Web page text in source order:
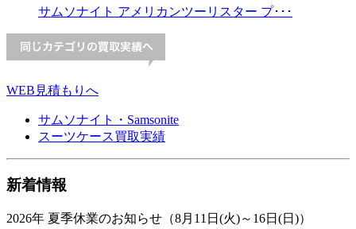
サムソナイト アメリカンツーリスター プ･･･
WEB見積もりへ
サムソナイト・Samsonite
スーツケース買取実績
新着情報
2026年 夏季休業のお知らせ（8月11日(火)～16日(日)）